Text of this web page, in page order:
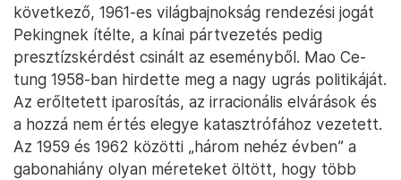
következő, 1961-es világbajnokság rendezési jogát
Pekingnek ítélte, a kínai pártvezetés pedig
presztízskérdést csinált az eseményből. Mao Ce-
tung 1958-ban hirdette meg a nagy ugrás politikáját.
Az erőltetett iparosítás, az irracionális elvárások és
a hozzá nem értés elegye katasztrófához vezetett.
Az 1959 és 1962 közötti „három nehéz évben” a
gabonahiány olyan méreteket öltött, hogy több